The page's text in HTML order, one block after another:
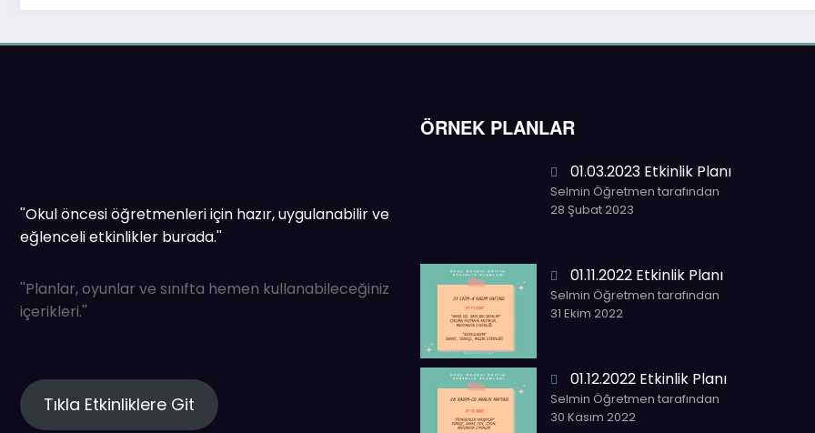
''Okul öncesi öğretmenleri için hazır, uygulanabilir ve
eğlenceli etkinlikler burada.''
''Planlar, oyunlar ve sınıfta hemen kullanabileceğiniz
içerikleri.''
Tıkla Etkinliklere Git
ÖRNEK PLANLAR
01.03.2023 Etkinlik Planı
Selmin Öğretmen tarafından
28 Şubat 2023
01.11.2022 Etkinlik Planı
Selmin Öğretmen tarafından
31 Ekim 2022
01.12.2022 Etkinlik Planı
Selmin Öğretmen tarafından
30 Kasım 2022